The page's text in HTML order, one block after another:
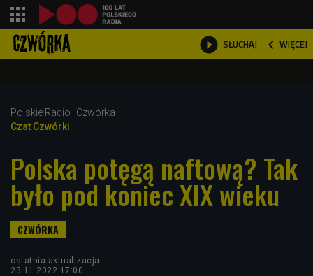
 SŁUCHAJ  WIĘCEJ

Polskie Radio
Czwórka
Czat Czwórki
Polska potęgą naftową? Tak
było pod koniec XIX wieku
ostatnia aktualizacja:
23.11.2022 17:00